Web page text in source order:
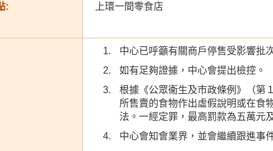
: 上環一間零食店
中心已呼籲有關商戶停售受影響批
如有足夠證據，中心會提出檢控。
根據《公眾衞生及市政條例》（第
所售賣的食物作出虛假說明或在食
法。一經定罪，最高罰款為五萬元
中心會知會業界，並會繼續跟進事